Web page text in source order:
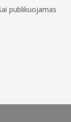
publikuojamas